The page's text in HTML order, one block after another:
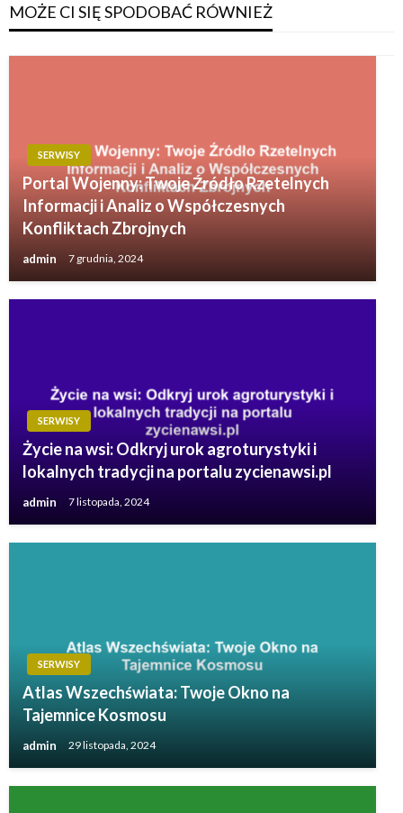
MOŻE CI SIĘ SPODOBAĆ RÓWNIEŻ
SERWISY
Portal Wojenny: Twoje Źródło Rzetelnych
Informacji i Analiz o Współczesnych
Konfliktach Zbrojnych
admin 7 grudnia, 2024
SERWISY
Życie na wsi: Odkryj urok agroturystyki i
lokalnych tradycji na portalu zycienawsi.pl
admin 7 listopada, 2024
SERWISY
Atlas Wszechświata: Twoje Okno na
Tajemnice Kosmosu
admin 29 listopada, 2024